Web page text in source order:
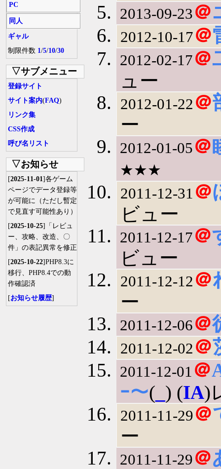
PC
同人
ギャル
制限件数 1/5/10/30
▽サブメニュー
登録サイト
サイト案内(FAQ)
リンク集
CSS作成
呼び名リスト
▽お知らせ
[2025-11-01]各ゲーム
ページでデータ登録等
が可能に（ただし暫定
で見直す可能性あり）
[2025-10-25]「レビュ
ー、攻略、改造、〇
件」の表記異常を修正
[2025-10-22]PHP8.3に
移行、PHP8.4での動
作確認済
[お知らせ履歴]
2013-09-23＠
2012-10-17＠
2012-02-17＠
ュー
2012-01-22 ＠
ー
2012-01-05＠
★★★
2011-12-31 ＠
ビュー
2011-12-17＠
ビュー
2011-12-12 ＠
ー
2011-12-06＠
2011-12-02 ＠
2011-12-01 ＠
ｰ～( ) (IA)
2011-11-29＠
ー
2011-11-29＠